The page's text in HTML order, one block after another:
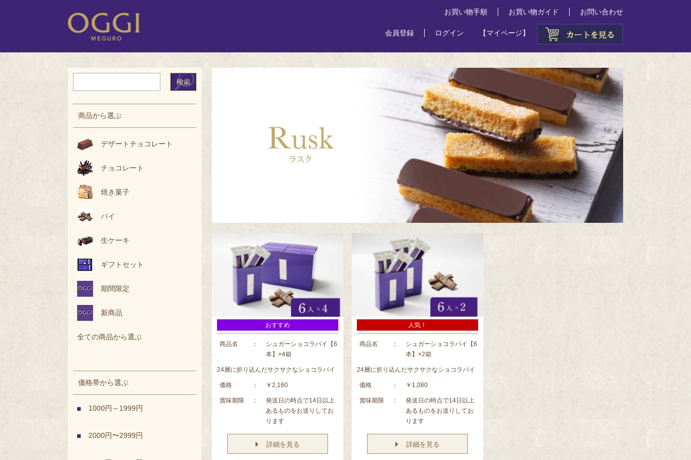
お買い物手順 お買い物ガイド お問い合わせ
会員登録 ログイン 【マイページ】
おすすめ
商品名 ：
シュガーショコラパイ【6
本】×4箱
24層に折り込んだサクサクなショコラパイ
価格 ： ￥2,160
賞味期限 ：
発送日の時点で14日以上
あるものをお送りしてお
ります
詳細を見る
人気！
商品名 ：
シュガーショコラパイ【6
本】×2箱
24層に折り込んだサクサクなショコラパイ
価格 ： ￥1,080
賞味期限 ：
発送日の時点で14日以上
あるものをお送りしてお
ります
詳細を見る
商品から選ぶ
デザートチョコレート
チョコレート
焼き菓子
パイ
生ケーキ
ギフトセット
期間限定
新商品
全ての商品から選ぶ
価格帯から選ぶ
1000円～1999円
2000円〜2999円